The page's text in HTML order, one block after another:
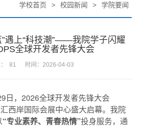
学校首页 > 校园新闻 > 学院要闻
”遇上“科技潮”——我院学子闪耀
全球开发者先锋大会
81 时间：2026-04-03
日，2026全球开发者先锋大会
汇西岸国际会展中心盛大启幕。我院
“专业素养、青春热情”投身服务，通